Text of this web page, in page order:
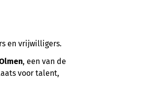
en vrijwilligers.
, een van de
voor talent,